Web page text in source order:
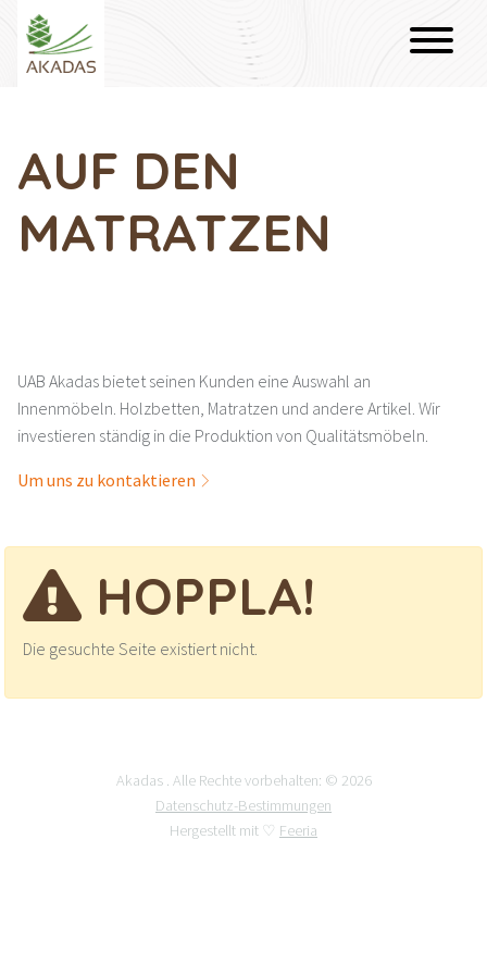
AUF DEN
MATRATZEN
UAB Akadas bietet seinen Kunden eine Auswahl an
Innenmöbeln. Holzbetten, Matratzen und andere Artikel. Wir
investieren ständig in die Produktion von Qualitätsmöbeln.
Um uns zu kontaktieren
HOPPLA!
Die gesuchte Seite existiert nicht.
Akadas . Alle Rechte vorbehalten: © 2026
Datenschutz-Bestimmungen
Hergestellt mit ♡ Feeria